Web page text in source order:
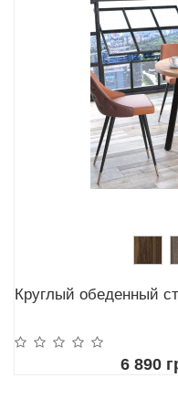
Круглый обеденный
6 890